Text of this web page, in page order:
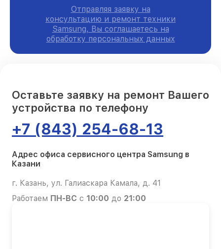
Отправляя заявку на
консультацию и ремонт техники
Samsung, Вы соглашаетесь на
обработку персональных данных
Оставьте заявку на ремонт Вашего
устройства по телефону
+7 (843) 254-68-13
Адрес офиса сервисного центра Samsung в
Казани
г. Казань, ул. Галиаскара Камала, д. 41
Работаем ПН-ВС с 10:00 до 21:00